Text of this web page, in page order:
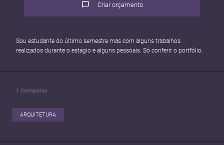
Criar orçamento
Sou estudante do último semestre mas com alguns trabalhos
realizados durante o estágio e alguns pessoais. Só conferir o portfólio.
1 Categorias
ARQUITETURA